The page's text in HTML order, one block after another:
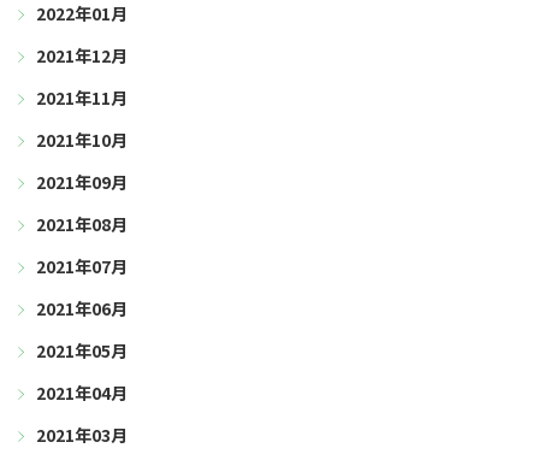
2022年01月
2021年12月
2021年11月
2021年10月
2021年09月
2021年08月
2021年07月
2021年06月
2021年05月
2021年04月
2021年03月